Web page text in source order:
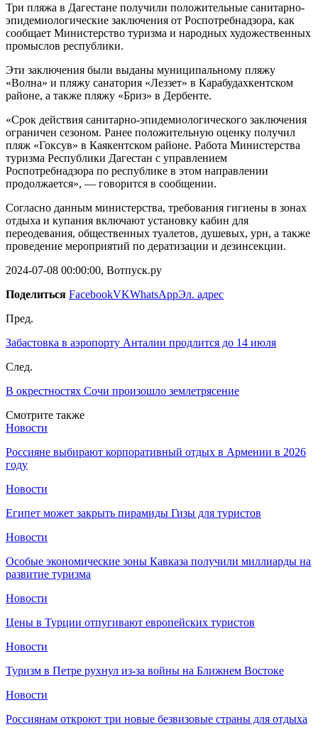
Три пляжа в Дагестане получили положительные санитарно-
эпидемиологические заключения от Роспотребнадзора, как
сообщает Министерство туризма и народных художественных
промыслов республики.
Эти заключения были выданы муниципальному пляжу
«Волна» и пляжу санатория «Леззет» в Карабудахкентском
районе, а также пляжу «Бриз» в Дербенте.
«Срок действия санитарно-эпидемиологического заключения
ограничен сезоном. Ранее положительную оценку получил
пляж «Гоксув» в Каякентском районе. Работа Министерства
туризма Республики Дагестан с управлением
Роспотребнадзора по республике в этом направлении
продолжается», — говорится в сообщении.
Согласно данным министерства, требования гигиены в зонах
отдыха и купания включают установку кабин для
переодевания, общественных туалетов, душевых, урн, а также
проведение мероприятий по дератизации и дезинсекции.
2024-07-08 00:00:00, Вотпуск.ру
Поделиться FacebookVKWhatsAppЭл. адрес
Пред.
Забастовка в аэропорту Анталии продлится до 14 июля
След.
В окрестностях Сочи произошло землетрясение
Смотрите также
Новости
Россияне выбирают корпоративный отдых в Армении в 2026
году
Новости
Египет может закрыть пирамиды Гизы для туристов
Новости
Особые экономические зоны Кавказа получили миллиарды на
развитие туризма
Новости
Цены в Турции отпугивают европейских туристов
Новости
Туризм в Петре рухнул из-за войны на Ближнем Востоке
Новости
Россиянам откроют три новые безвизовые страны для отдыха